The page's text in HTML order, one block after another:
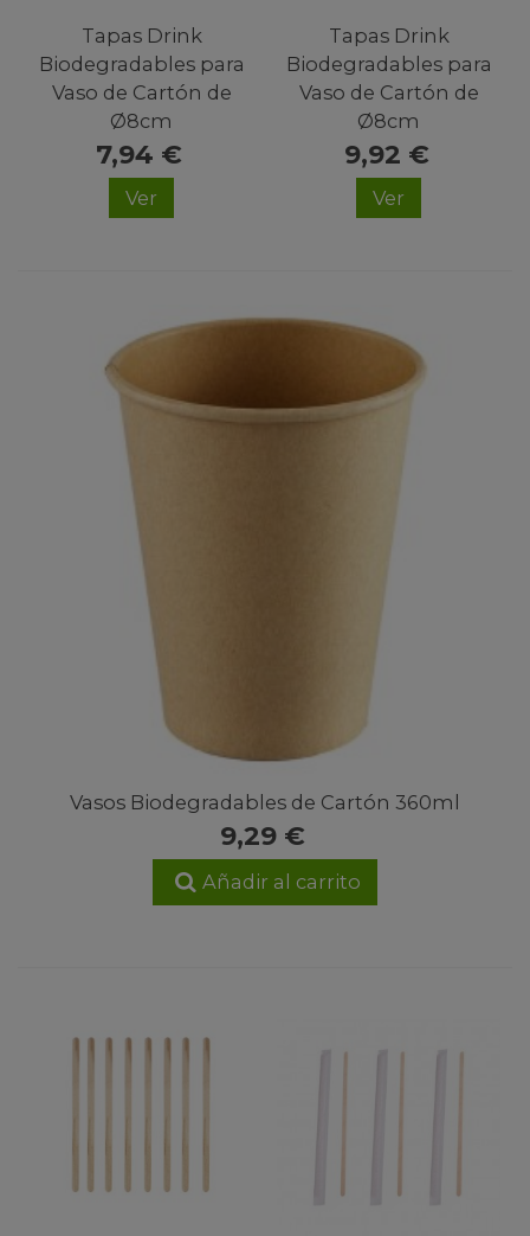
Tapas Drink
Biodegradables para
Vaso de Cartón de
Ø8cm
7,94 €
Ver
Tapas Drink
Biodegradables para
Vaso de Cartón de
Ø8cm
9,92 €
Ver
Vasos Biodegradables de Cartón 360ml
9,29 €
Añadir al carrito